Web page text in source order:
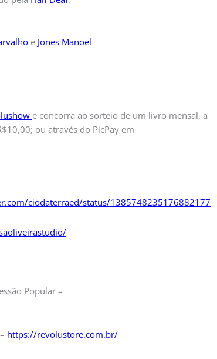
e Jones Manoel
e concorra ao sorteio de um livro mensal, a
ou através do PicPay em
ciodaterraed/status/1385748235176882177
Popular –
https://revolustore.com.br/